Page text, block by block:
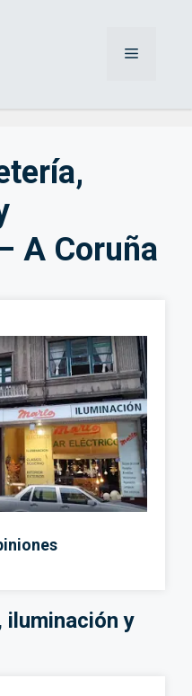
Menú
A Coruña
y